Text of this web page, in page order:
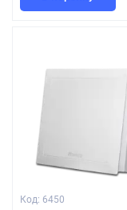
Код: 6450